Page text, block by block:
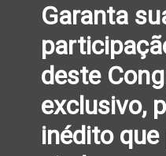
Garanta
deste
exclusivo,
inédito que